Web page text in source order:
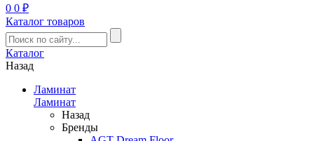
0 0 ₽
Каталог товаров
Каталог
Назад
Ламинат
Ламинат
Назад
Бренды